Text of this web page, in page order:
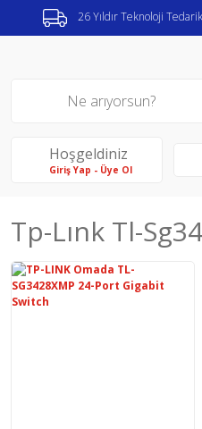
26 Yıldır Teknoloji
Hoşgeldiniz
Giriş Yap - Üye Ol
Tp-Lınk Tl-